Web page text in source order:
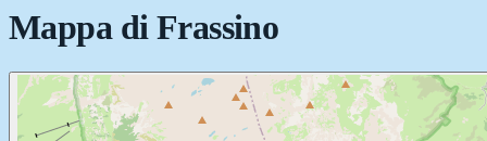
Mappa diFrassino